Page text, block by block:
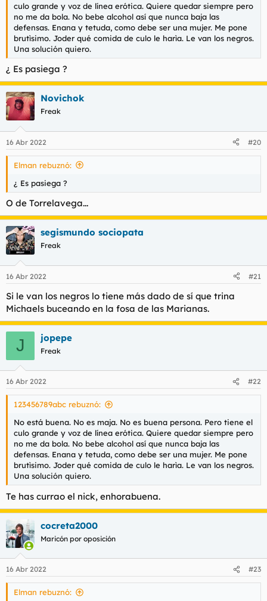
culo grande y voz de línea erótica. Quiere quedar siempre pero
no me da bola. No bebe alcohol así que nunca baja las
defensas. Enana y tetuda, como debe ser una mujer. Me pone
brutìsimo. Joder qué comida de culo le harìa. Le van los negros.
Una solución quiero.
¿ Es pasiega ?
Novichok
Freak
16 Abr 2022 #20
Elman rebuznó:
¿ Es pasiega ?
O de Torrelavega...
segismundo sociopata
Freak
16 Abr 2022 #21
Si le van los negros lo tiene más dado de sí que trina
Michaels buceando en la fosa de las Marianas.
J jopepe
Freak
16 Abr 2022 #22
123456789abc rebuznó:
No está buena. No es maja. No es buena persona. Pero tiene el
culo grande y voz de línea erótica. Quiere quedar siempre pero
no me da bola. No bebe alcohol así que nunca baja las
defensas. Enana y tetuda, como debe ser una mujer. Me pone
brutìsimo. Joder qué comida de culo le harìa. Le van los negros.
Una solución quiero.
Te has currao el nick, enhorabuena.
cocreta2000
Maricón por oposición
16 Abr 2022 #23
Elman rebuznó: